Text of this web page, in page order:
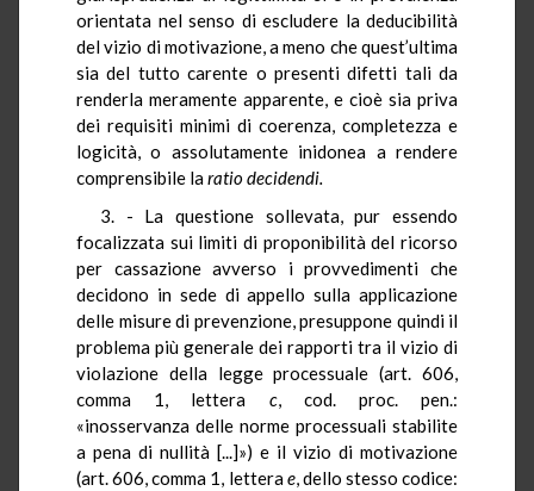
orientata nel senso di escludere la deducibilità
del vizio di motivazione, a meno che quest’ultima
sia del tutto carente o presenti difetti tali da
renderla meramente apparente, e cioè sia priva
dei requisiti minimi di coerenza, completezza e
logicità, o assolutamente inidonea a rendere
comprensibile laratiodecidendi.
3. - La questione sollevata, pur essendo
focalizzata sui limiti di proponibilità del ricorso
per cassazione avverso i provvedimenti che
decidono in sede di appello sulla applicazione
delle misure di prevenzione, presuppone quindi il
problema più generale dei rapporti tra il vizio di
violazione della legge processuale (art. 606,
comma 1, lettera c, cod. proc. pen.:
«inosservanza delle norme processuali stabilite
a pena di nullità [...]») e il vizio di motivazione
(art. 606, comma 1, letterae, dello stesso codice: